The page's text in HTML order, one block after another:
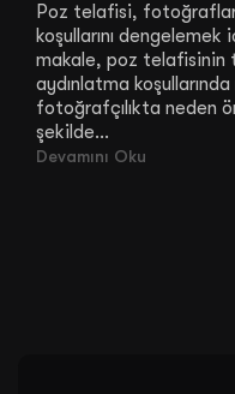
Poz telafisi,
koşullarını
makale, poz telafisinin
aydınlatma koşullarında
fotoğrafçılıkta neden
şekilde...
Devamını Oku